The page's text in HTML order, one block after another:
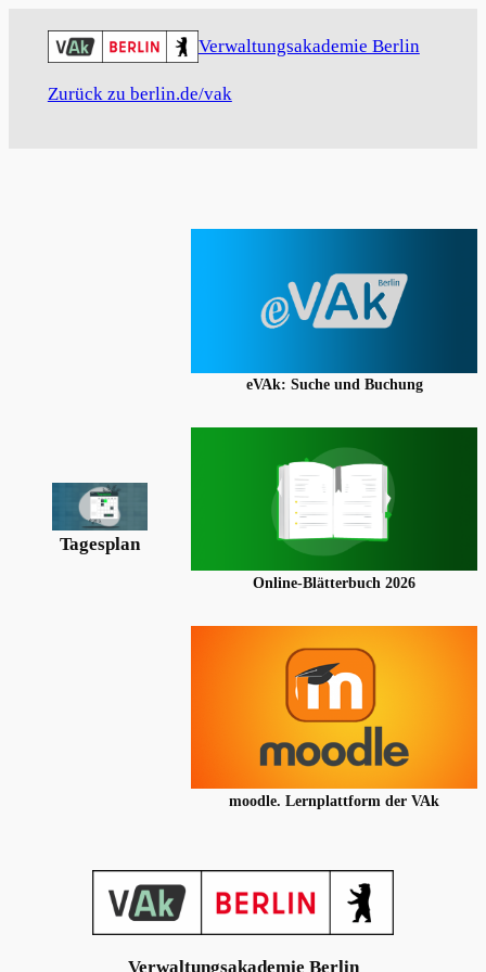
Verwaltungsakademie Berlin
Zurück zu berlin.de/vak
Tagesplan
eVAk: Suche und Buchung
Online-Blätterbuch 2026
moodle. Lernplattform der VAk
Verwaltungsakademie Berlin